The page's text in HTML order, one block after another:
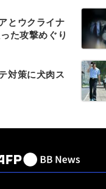
とウクライナ
た攻撃めぐり
対策に犬肉ス